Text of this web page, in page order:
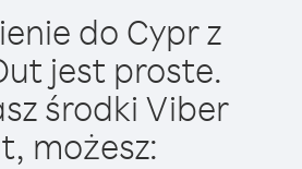
do Cypr z
jest proste.
środki Viber
możesz: